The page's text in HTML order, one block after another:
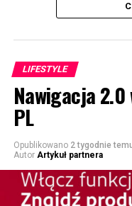
LIFESTYLE
Nawigacja
PL
Opublikowano 2 tygodnie
Autor Artykuł partnera